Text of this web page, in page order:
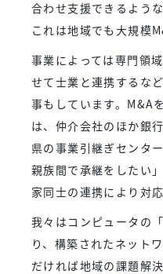
合わせ支援できるよう
これは地域でも大規模
事業によっては専門領
せて士業と連携するな
事もしています。M&A
は、仲介会社のほか銀
県の事業引継ぎセンタ
親族間で承継をしたい
家同士の連携により対
我々はコンピュータの
り、構築されたネット
だければ地域の課題解